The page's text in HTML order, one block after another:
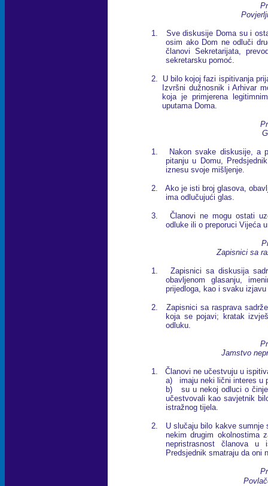
1. Sve diskusije Doma su i
osim ako Dom ne odluči
članovi Sekretarijata,
sekretarsku pomoć.
2. U bilo kojoj fazi ispitivanja
Izvršni dužnosnik i Arhivar
koja je primjerena
uputama Doma.
1. Nakon svake diskusije, a
pitanju u Domu,
iznesu svoje mišljenje.
2. Ako je isti broj glasova,
ima odlučujući glas.
3. Članovi ne mogu ostati
odluke ili o preporuci Vijeća
Zapisnici sa
1. Zapisnici sa diskusija
obavljenom glasanju,
prijedloga, kao i svaku
2. Zapisnici sa rasprava
koja se pojavi; kratak
odluku.
Jamstvo
1. Članovi ne učestvuju u
a) imaju neki lični interes u
b) su u nekoj odluci o
učestvovali kao savjetnik
istražnog tijela.
2. U slučaju bilo kakve sumnje
nekim drugim okolnostima
nepristrasnost članova
Predsjednik smatraju da oni